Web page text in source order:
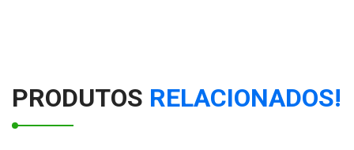
PRODUTOS RELACIONADOS!